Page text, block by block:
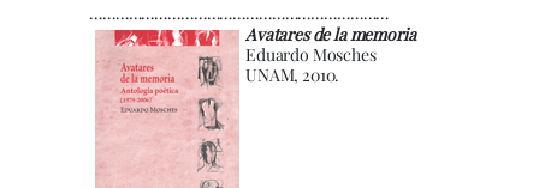
……………………………………………………………
Avatares de la memoria
Eduardo Mosches
UNAM, 2010.